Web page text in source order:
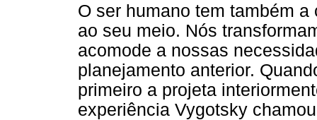
O ser humano tem também
ao seu meio. Nós
acomode a nossas
planejamento anterior.
primeiro a projeta
experiência Vygotsky